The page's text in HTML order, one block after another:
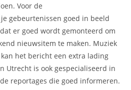
Voor de
gebeurtenissen goed in beeld
er goed wordt gemonteerd om
nieuwsitem te maken. Muziek
het bericht een extra lading
Utrecht is ook gespecialiseerd in
reportages die goed informeren.